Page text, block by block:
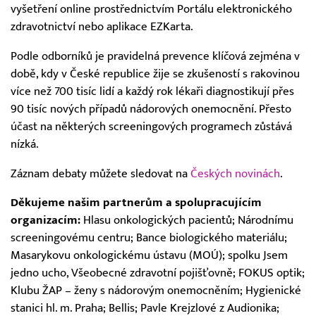
vyšetření online prostřednictvím Portálu elektronického
zdravotnictví nebo aplikace EZKarta.
Podle odborníků je pravidelná prevence klíčová zejména v
době, kdy v České republice žije se zkušeností s rakovinou
více než 700 tisíc lidí a každý rok lékaři diagnostikují přes
90 tisíc nových případů nádorových onemocnění. Přesto
účast na některých screeningových programech zůstává
nízká.
Záznam debaty můžete sledovat na Českých novinách.
Děkujeme našim partnerům a spolupracujícím
organizacím: Hlasu onkologických pacientů; Národnímu
screeningovému centru; Bance biologického materiálu;
Masarykovu onkologickému ústavu (MOÚ); spolku Jsem
jedno ucho, Všeobecné zdravotní pojišťovně; FOKUS optik;
Klubu ŽAP – ženy s nádorovým onemocněním; Hygienické
stanici hl. m. Praha; Bellis; Pavle Krejzlové z Audionika;